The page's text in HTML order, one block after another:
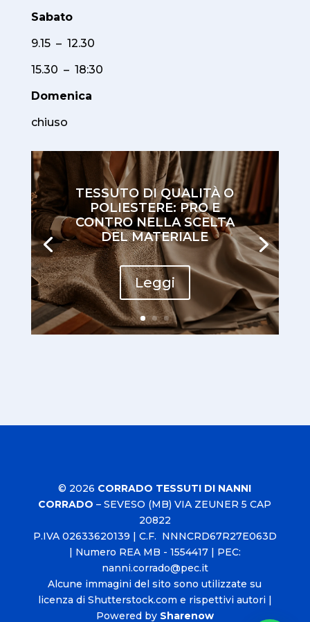
Sabato
9.15 – 12.30
15.30 – 18:30
Domenica
chiuso
TESSUTO DI QUALITÀ O
POLIESTERE: PRO E
CONTRO NELLA SCELTA
DEL MATERIALE
Leggi
© 2026 CORRADO TESSUTI DI NANNI
CORRADO –SEVESO (MB) VIA ZEUNER 5 CAP
20822
P.IVA 02633620139 | C.F. NNNCRD67R27E063D
| Numero REA MB - 1554417 | PEC:
nanni.corrado@pec.it
Alcune immagini del sito sono utilizzate su
licenza di Shutterstock.com e rispettivi autori |
Powered by Sharenow